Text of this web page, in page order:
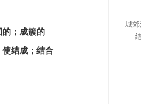
的；成簇的
使结成；结合
城